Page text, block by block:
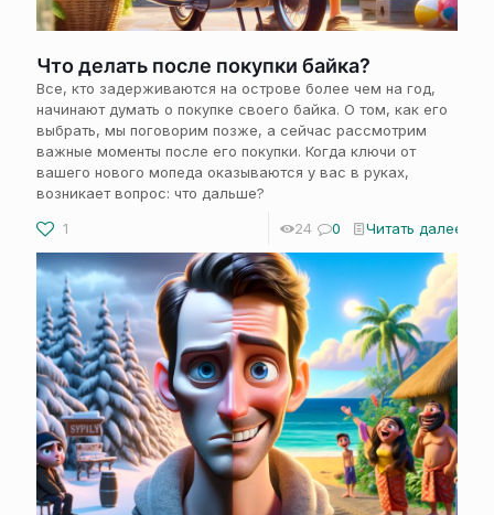
Что делать после покупки байка?
Все, кто задерживаются на острове более чем на год,
начинают думать о покупке своего байка. О том, как его
выбрать, мы поговорим позже, а сейчас рассмотрим
важные моменты после его покупки. Когда ключи от
вашего нового мопеда оказываются у вас в руках,
возникает вопрос: что дальше?
1
24 0 Читать далее